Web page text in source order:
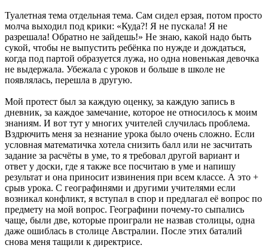
Туалетная тема отдельная тема. Сам сидел ерзая, потом просто
молча выходил под крики: «Куда?! Я не пускала! Я не
разрешала! Обратно не зайдешь!» Не знаю, какой надо быть
сукой, чтобы не выпустить ребёнка по нужде и дождаться,
когда под партой образуется лужа, но одна новенькая девочка
не выдержала. Убежала с уроков и больше в школе не
появлялась, перешла в другую.
Мой протест был за каждую оценку, за каждую запись в
дневник, за каждое замечание, которое не относилось к моим
знаниям. И вот тут у многих учителей случилась проблема.
Вздрючить меня за незнание урока было очень сложно. Если
условная математичка хотела снизить балл или не засчитать
задание за расчёты в уме, то я требовал другой вариант и
ответ у доски, где я также все посчитаю в уме и напишу
результат и она приносит извинения при всем классе. А это +
срыв урока. С географинями и другими учителями если
возникал конфликт, я вступал в спор и предлагал её вопрос по
предмету на мой вопрос. Географини почему-то сыпались
чаще, были две, которые проиграли не назвав столицы, одна
даже ошиблась в столице Австралии. После этих баталий
снова меня тащили к директрисе.